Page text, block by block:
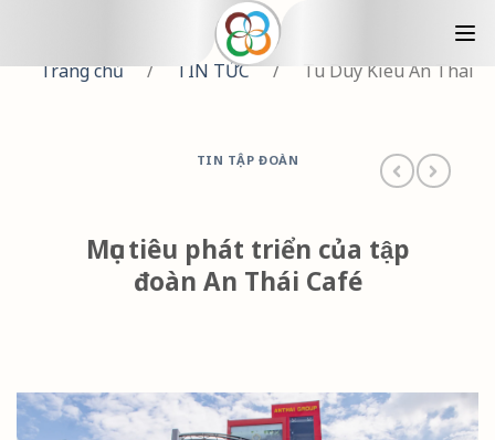
Trang chủ / TIN TỨC / Tu Duy Kieu An Thai
TIN TẬP ĐOÀN
Mục tiêu phát triển của tập
đoàn An Thái Café